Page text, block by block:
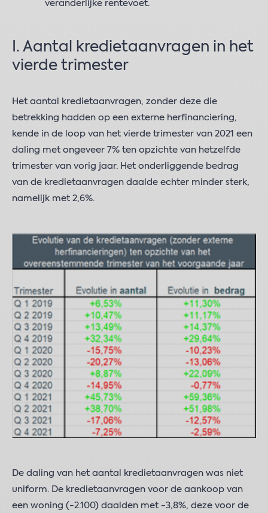
veranderlijke rentevoet.
I. Aantal kredietaanvragen in het
vierde trimester
Het aantal kredietaanvragen, zonder deze die
betrekking hadden op een externe herfinanciering,
kende in de loop van het vierde trimester van 2021 een
daling met ongeveer 7% ten opzichte van hetzelfde
trimester van vorig jaar. Het onderliggende bedrag
van de kredietaanvragen daalde echter minder sterk,
namelijk met 2,6%.
De daling van het aantal kredietaanvragen was niet
uniform. De kredietaanvragen voor de aankoop van
een woning (-2.100) daalden met -3,8%, deze voor de